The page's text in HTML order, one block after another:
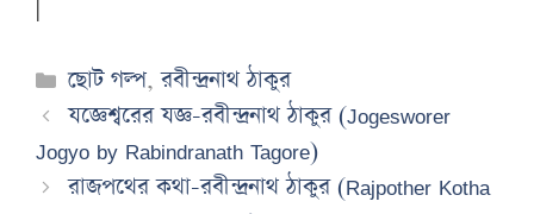
Categories
ছোট গল্প,রবীন্দ্রনাথ ঠাকুর
যজ্ঞেশ্বরের যজ্ঞ-রবীন্দ্রনাথ ঠাকুর (Jogesworer
Jogyo by Rabindranath Tagore)
রাজপথের কথা-রবীন্দ্রনাথ ঠাকুর (Rajpother Kotha